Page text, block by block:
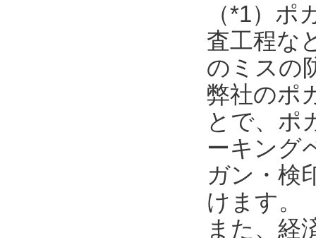
（*1）
査工程な
のミスの
弊社のポ
とで、ポ
ーキング
ガン・検
けます。
また、経